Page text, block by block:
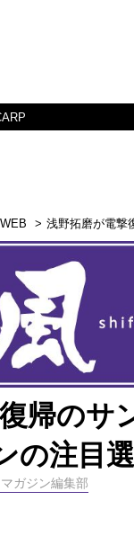
浅野拓磨が電撃
帰のサ
の注目
ガジン編集部